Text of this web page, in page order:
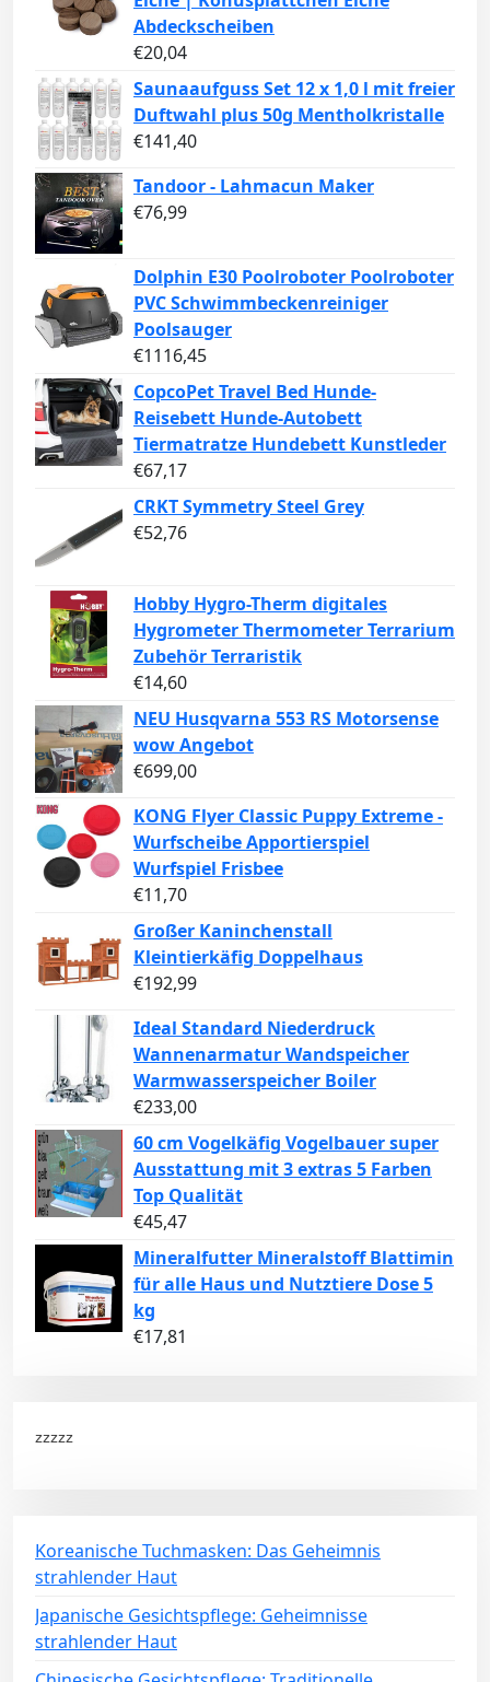
Abdeckscheiben
€20,04
Saunaaufguss Set 12 x 1,0 l mit freier
Duftwahl plus 50g Mentholkristalle
€141,40
Tandoor - Lahmacun Maker
€76,99
Dolphin E30 Poolroboter Poolroboter
PVC Schwimmbeckenreiniger
Poolsauger
€1116,45
CopcoPet Travel Bed Hunde-
Reisebett Hunde-Autobett
Tiermatratze Hundebett Kunstleder
€67,17
CRKT Symmetry Steel Grey
€52,76
Hobby Hygro-Therm digitales
Hygrometer Thermometer Terrarium
Zubehör Terraristik
€14,60
NEU Husqvarna 553 RS Motorsense
wow Angebot
€699,00
KONG Flyer Classic Puppy Extreme -
Wurfscheibe Apportierspiel
Wurfspiel Frisbee
€11,70
Großer Kaninchenstall
Kleintierkäfig Doppelhaus
€192,99
Ideal Standard Niederdruck
Wannenarmatur Wandspeicher
Warmwasserspeicher Boiler
€233,00
60 cm Vogelkäfig Vogelbauer super
Ausstattung mit 3 extras 5 Farben
Top Qualität
€45,47
Mineralfutter Mineralstoff Blattimin
für alle Haus und Nutztiere Dose 5
kg
€17,81
zzzzz
Koreanische Tuchmasken: Das Geheimnis
strahlender Haut
Japanische Gesichtspflege: Geheimnisse
strahlender Haut